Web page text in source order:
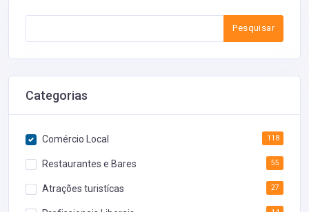
Pesquisar
Categorias
Comércio Local 118
Restaurantes e Bares 55
Atrações turistícas 27